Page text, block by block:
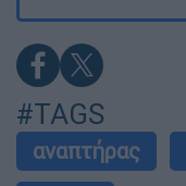
#TAGS
αναπτήρας